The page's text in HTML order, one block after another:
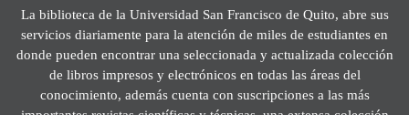
La biblioteca de la Universidad San Francisco de Quito, abre sus
servicios diariamente para la atención de miles de estudiantes en
donde pueden encontrar una seleccionada y actualizada colección
de libros impresos y electrónicos en todas las áreas del
conocimiento, además cuenta con suscripciones a las más